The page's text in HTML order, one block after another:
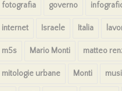
fotografia governo
internet Israele Italia
m5s Mario Monti matteo
mitologie urbane Monti